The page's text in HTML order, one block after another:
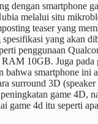
dengan smartphone
melalui situ
teaser yang
spesifikasi yang akan
penggunaan
10GB. Juga pada
bahwa smartphone ini
surround 3D (speaker
game 4D,
game 4d itu seperti